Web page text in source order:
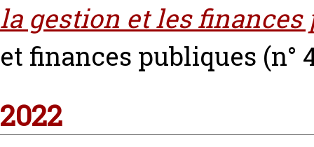
la gestion et les finances
et finances publiques (n°
2022